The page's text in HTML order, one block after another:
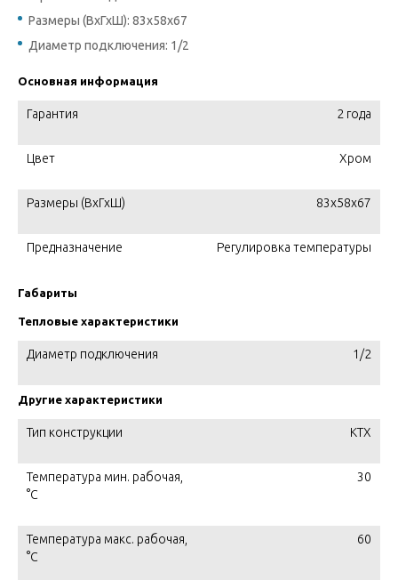
Размеры (ВхГхШ): 83х58х67
Диаметр подключения: 1/2
Основная информация
Гарантия 2 года
Цвет Хром
Размеры (ВхГхШ) 83х58х67
Предназначение Регулировка температуры
Габариты
Тепловые характеристики
Диаметр подключения 1/2
Другие характеристики
Тип конструкции KTX
Температура мин. рабочая,
°C
30
Температура макс. рабочая,
°C
60